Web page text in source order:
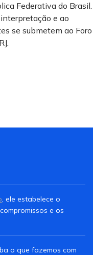
Federativa do Brasil.
e ao
se submetem ao Foro
, ele estabelece o
e os
o que fazemos com